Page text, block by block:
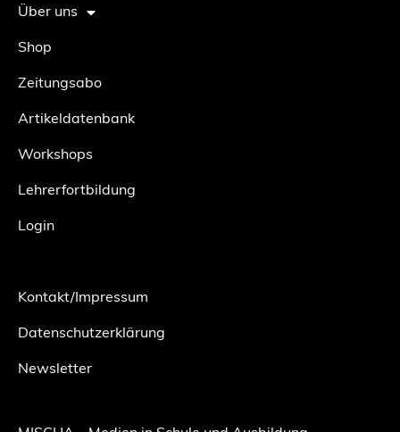
Über uns
Shop
Zeitungsabo
Artikeldatenbank
Workshops
Lehrerfortbildung
Login
Kontakt/Impressum
Datenschutzerklärung
Newsletter